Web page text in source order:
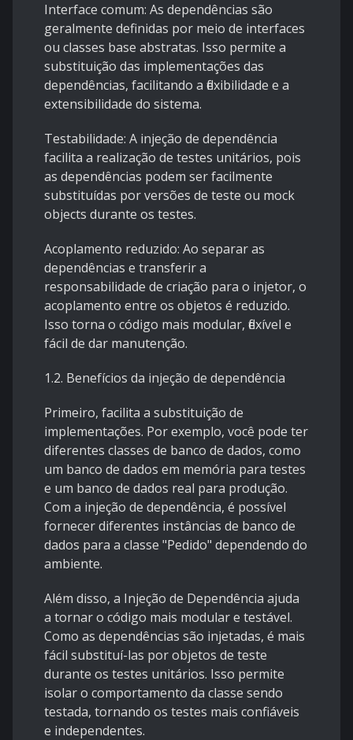
Interface comum: As dependências são
geralmente definidas por meio de interfaces
ou classes base abstratas. Isso permite a
substituição das implementações das
dependências, facilitando a flexibilidade e a
extensibilidade do sistema.
Testabilidade: A injeção de dependência
facilita a realização de testes unitários, pois
as dependências podem ser facilmente
substituídas por versões de teste ou mock
objects durante os testes.
Acoplamento reduzido: Ao separar as
dependências e transferir a
responsabilidade de criação para o injetor, o
acoplamento entre os objetos é reduzido.
Isso torna o código mais modular, flexível e
fácil de dar manutenção.
1.2. Benefícios da injeção de dependência
Primeiro, facilita a substituição de
implementações. Por exemplo, você pode ter
diferentes classes de banco de dados, como
um banco de dados em memória para testes
e um banco de dados real para produção.
Com a injeção de dependência, é possível
fornecer diferentes instâncias de banco de
dados para a classe "Pedido" dependendo do
ambiente.
Além disso, a Injeção de Dependência ajuda
a tornar o código mais modular e testável.
Como as dependências são injetadas, é mais
fácil substituí-las por objetos de teste
durante os testes unitários. Isso permite
isolar o comportamento da classe sendo
testada, tornando os testes mais confiáveis
e independentes.